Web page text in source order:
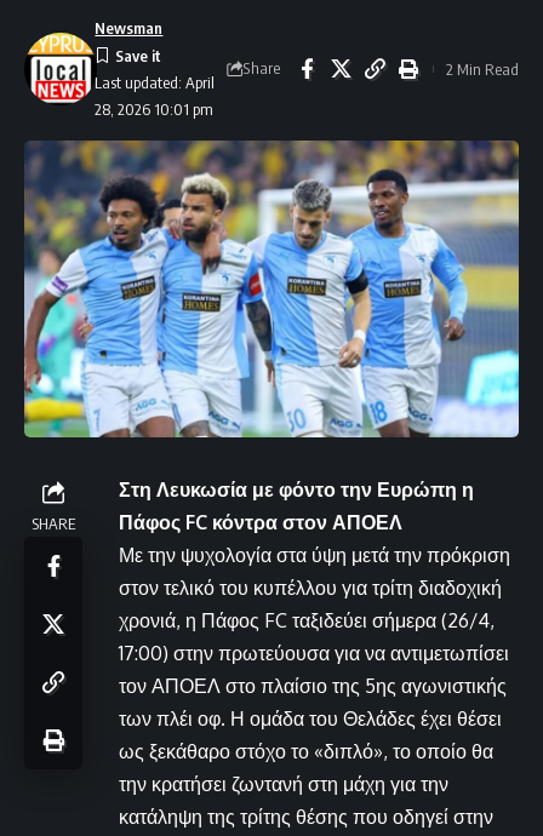
Last updated: April
28, 2026 10:01 pm
Newsman
Share 2 Min Read
SHARE
Στη Λευκωσία με φόντο την Ευρώπη η
Πάφος FC κόντρα στον ΑΠΟΕΛ
Με την ψυχολογία στα ύψη μετά την πρόκριση
στον τελικό του κυπέλλου για τρίτη διαδοχική
χρονιά, η Πάφος FC ταξιδεύει σήμερα (26/4,
17:00) στην πρωτεύουσα για να αντιμετωπίσει
τον ΑΠΟΕΛ στο πλαίσιο της 5ης αγωνιστικής
των πλέι οφ. Η ομάδα του Θελάδες έχει θέσει
ως ξεκάθαρο στόχο το «διπλό», το οποίο θα
την κρατήσει ζωντανή στη μάχη για την
κατάληψη της τρίτης θέσης που οδηγεί στην